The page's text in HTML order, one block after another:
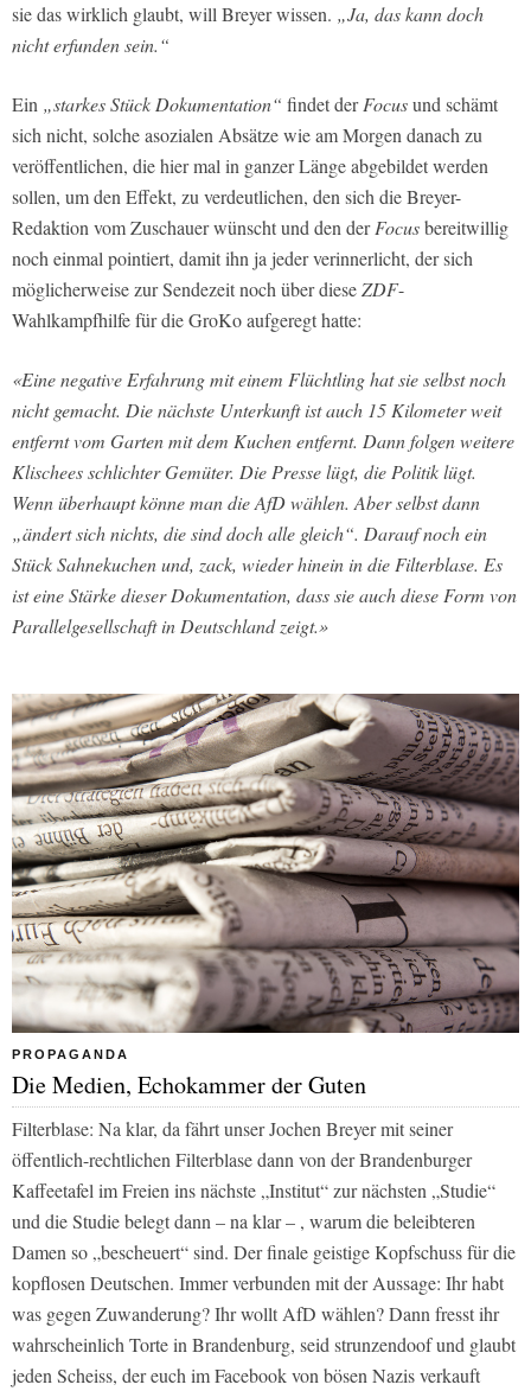
sie das wirklich glaubt, will Breyer wissen. „Ja, das kann doch
nicht erfunden sein.“
Ein „starkes Stück Dokumentation“ findet derFocusund schämt
sich nicht, solche asozialen Absätze wie am Morgen danach zu
veröffentlichen, die hier mal in ganzer Länge abgebildet werden
sollen, um den Effekt, zu verdeutlichen, den sich die Breyer-
Redaktion vom Zuschauer wünscht und den derFocusbereitwillig
noch einmal pointiert, damit ihn ja jeder verinnerlicht, der sich
möglicherweise zur Sendezeit noch über dieseZDF-
Wahlkampfhilfe für die GroKo aufgeregt hatte:
«Eine negative Erfahrung mit einem Flüchtling hat sie selbst noch
nicht gemacht. Die nächste Unterkunft ist auch 15 Kilometer weit
entfernt vom Garten mit dem Kuchen entfernt. Dann folgen weitere
Klischees schlichter Gemüter. Die Presse lügt, die Politik lügt.
Wenn überhaupt könne man die AfD wählen. Aber selbst dann
„ändert sich nichts, die sind doch alle gleich“. Darauf noch ein
Stück Sahnekuchen und, zack, wieder hinein in die Filterblase. Es
ist eine Stärke dieser Dokumentation, dass sie auch diese Form von
Parallelgesellschaft in Deutschland zeigt.»
PROPAGANDA
Die Medien, Echokammer der Guten
Filterblase: Na klar, da fährt unser Jochen Breyer mit seiner
öffentlich-rechtlichen Filterblase dann von der Brandenburger
Kaffeetafel im Freien ins nächste „Institut“ zur nächsten „Studie“
und die Studie belegt dann – na klar – , warum die beleibteren
Damen so „bescheuert“ sind. Der finale geistige Kopfschuss für die
kopflosen Deutschen. Immer verbunden mit der Aussage: Ihr habt
was gegen Zuwanderung? Ihr wollt AfD wählen? Dann fresst ihr
wahrscheinlich Torte in Brandenburg, seid strunzendoof und glaubt
jeden Scheiss, der euch im Facebook von bösen Nazis verkauft